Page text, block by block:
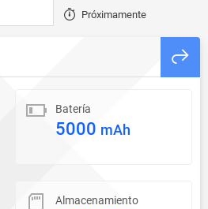
Próximamente
Batería
5000 mAh
Almacenamiento